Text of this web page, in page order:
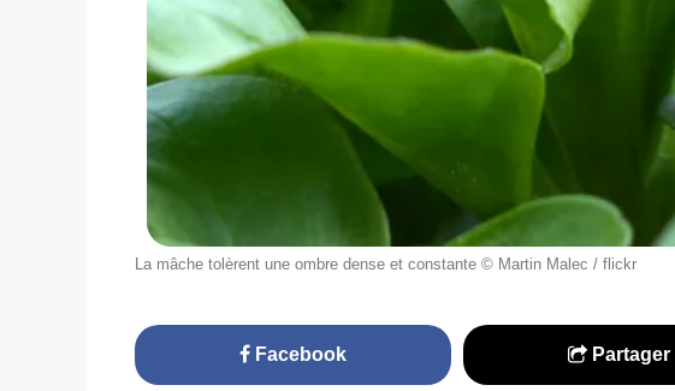
La mâche tolèrent une ombre dense et constante © Martin Malec / flickr
Facebook Partager